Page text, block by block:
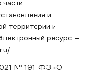
части
и
территории и
ресурс. –
.
№ 191-ФЗ «О